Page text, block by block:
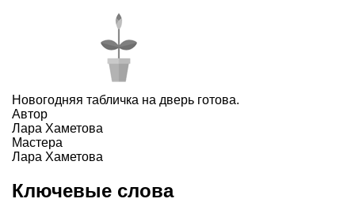
Новогодняя табличка на дверь готова.
Автор
Лара Хаметова
Мастера
Лара Хаметова
Ключевые слова